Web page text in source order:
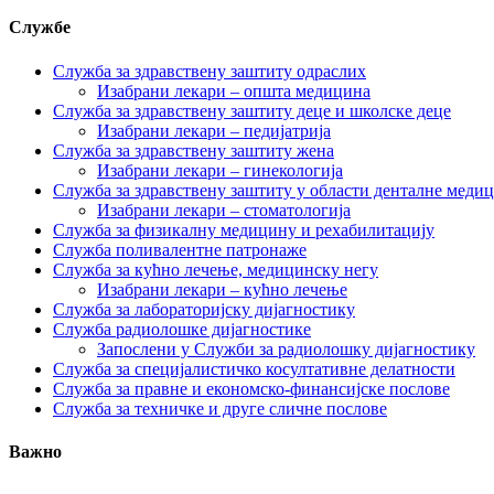
Службе
Служба за здравствену заштиту одраслих
Изабрани лекари – општа медицина
Служба за здравствену заштиту деце и школске деце
Изабрани лекари – педијатрија
Служба за здравствену заштиту жена
Изабрани лекари – гинекологија
Служба за здравствену заштиту у области денталне
Изабрани лекари – стоматологија
Служба за физикалну медицину и рехабилитацију
Служба поливалентне патронаже
Служба за кућно лечење, медицинску негу
Изабрани лекари – кућно лечење
Служба за лабораторијску дијагностику
Служба радиолошке дијагностике
Запослени у Служби за радиолошку дијагностику
Служба за специјалистичко косултативне делатности
Служба за правне и економско-финансијске послове
Служба за техничке и друге сличне послове
Важно